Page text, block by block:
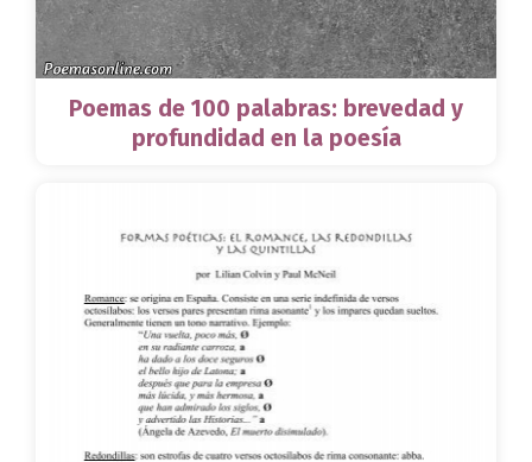
Poemas de 100 palabras: brevedad y
profundidad en la poesía